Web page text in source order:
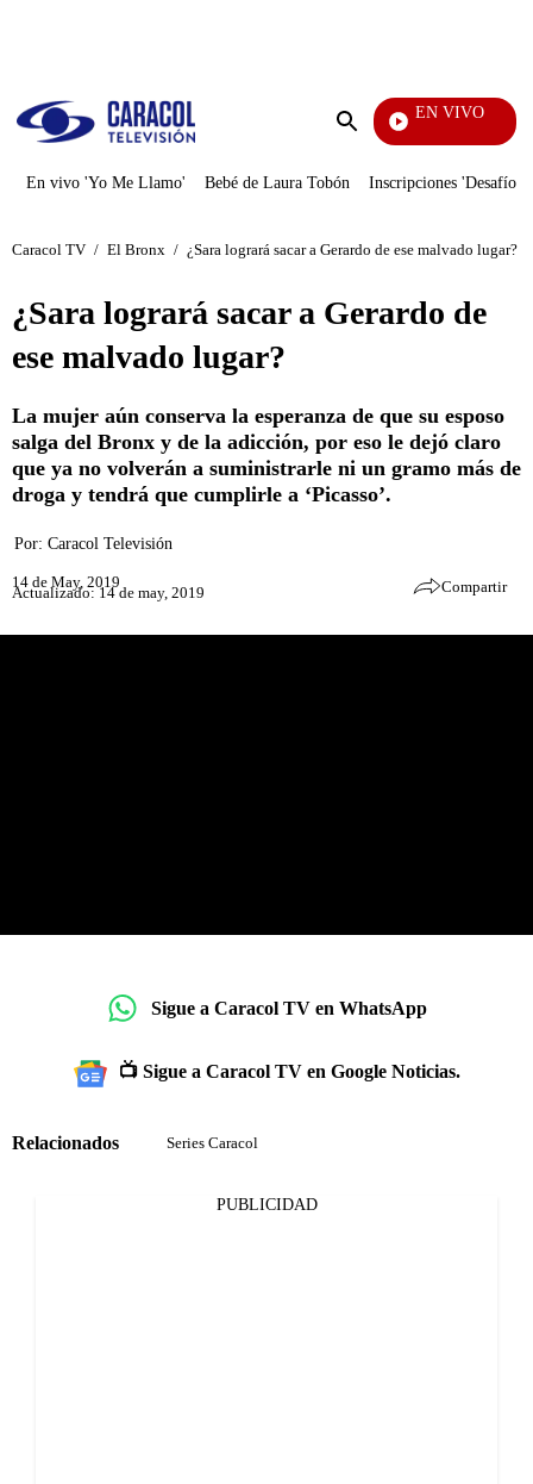
Enviar
EN VIVO
Día A Día
En vivo 'Yo Me Llamo' Bebé de Laura Tobón Inscripciones 'Desafío'
Caracol TV / El Bronx / ¿Sara logrará sacar a Gerardo de ese malvado lugar?
¿Sara logrará sacar a Gerardo de
ese malvado lugar?
La mujer aún conserva la esperanza de que su esposo
salga del Bronx y de la adicción, por eso le dejó claro
que ya no volverán a suministrarle ni un gramo más de
droga y tendrá que cumplirle a ‘Picasso’.
Por: Caracol Televisión
14 de May, 2019
Actualizado: 14 de may, 2019 Compartir
Sigue a Caracol TV en WhatsApp
📺 Sigue a Caracol TV en Google Noticias.
Relacionados Series Caracol
PUBLICIDAD